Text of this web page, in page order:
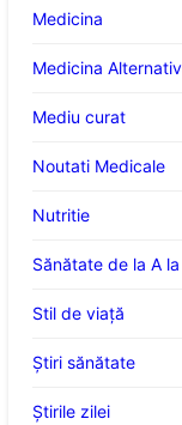
Medicina
Medicina
Mediu curat
Noutati Medicale
Nutritie
Sănătate de la A la
Stil de viaţă
Ştiri sănătate
Știrile zilei